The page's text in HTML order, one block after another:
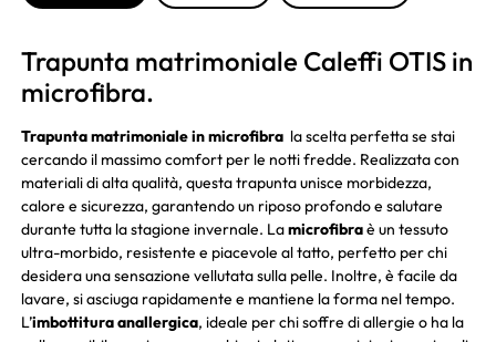
Trapunta matrimoniale Caleffi OTIS in
microfibra.
Trapunta matrimoniale in microfibra la scelta perfetta se stai
cercando il massimo comfort per le notti fredde. Realizzata con
materiali di alta qualità, questa trapunta unisce morbidezza,
calore e sicurezza, garantendo un riposo profondo e salutare
durante tutta la stagione invernale. Lamicrofibraè un tessuto
ultra-morbido, resistente e piacevole al tatto, perfetto per chi
desidera una sensazione vellutata sulla pelle. Inoltre, è facile da
lavare, si asciuga rapidamente e mantiene la forma nel tempo.
L’imbottitura anallergica, ideale per chi soffre di allergie o ha la